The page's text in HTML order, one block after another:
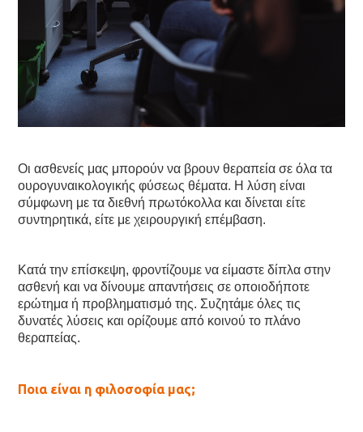
Οι ασθενείς μας μπορούν να βρουν θεραπεία σε όλα τα
ουρογυναικολογικής φύσεως θέματα. Η λύση είναι
σύμφωνη με τα διεθνή πρωτόκολλα και δίνεται είτε
συντηρητικά, είτε με χειρουργική επέμβαση.
Κατά την επίσκεψη, φροντίζουμε να είμαστε δίπλα στην
ασθενή και να δίνουμε απαντήσεις σε οποιοδήποτε
ερώτημα ή προβληματισμό της. Συζητάμε όλες τις
δυνατές λύσεις και ορίζουμε από κοινού το πλάνο
θεραπείας.
Ποια είναι η φιλοσοφία μας;